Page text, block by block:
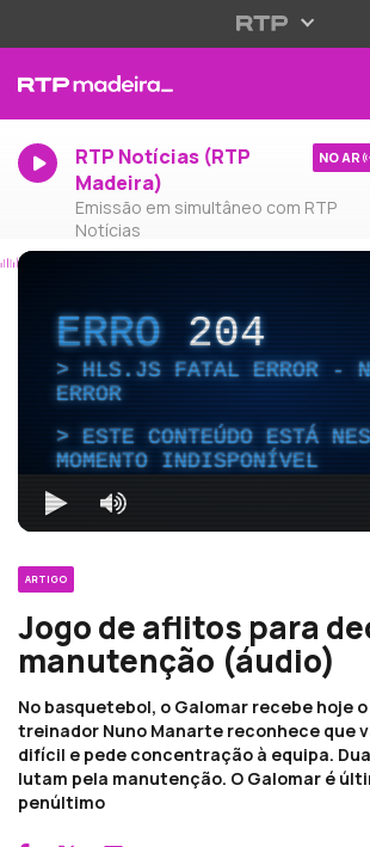
RTP Notícias (RTP
Madeira)
Emissão em simultâneo com RTP
Notícias
NO AR
ERRO204
HLS.JS FATAL ERROR -
ERROR
ESTE CONTEÚDO ESTÁ
MOMENTO INDISPONÍVEL
ARTIGO
Jogo de aflitos para
manutenção (áudio)
No basquetebol, o Galomar recebe hoje o
treinador Nuno Manarte reconhece que
difícil e pede concentração à equipa.
lutam pela manutenção. O Galomar é
penúltimo